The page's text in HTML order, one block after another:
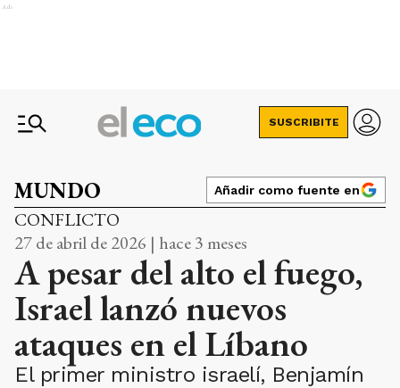
Ads
SUSCRIBITE
MUNDO Añadir como fuente en
CONFLICTO
27 de abril de 2026 | hace 3 meses
A pesar del alto el fuego,
Israel lanzó nuevos
ataques en el Líbano
El primer ministro israelí, Benjamín